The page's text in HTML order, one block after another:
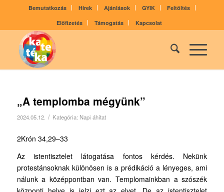
Bemutatkozás Hírek Ajánlások GYIK
Feltöltés
Előfizetés
Támogatás Kapcsolat
„A templomba mégyünk”
2024.05.12. / Kategória: Napi áhítat
2Krón 34,29–33
Az istentisztelet látogatása fontos kérdés. Nekünk
protestánsoknak különösen is a prédikáció a lényeges, ami
nálunk a középpontban van. Templomainkban a szószék